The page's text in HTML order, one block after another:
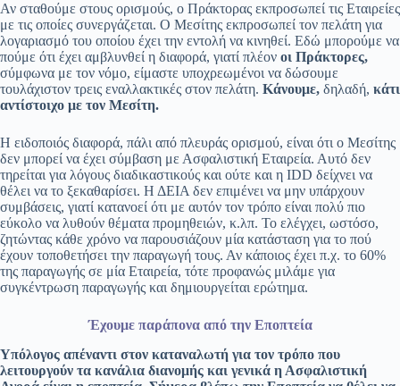
Αν σταθούμε στους ορισμούς, ο Πράκτορας εκπροσωπεί τις Εταιρείες
με τις οποίες συνεργάζεται. Ο Μεσίτης εκπροσωπεί τον πελάτη για
λογαριασμό του οποίου έχει την εντολή να κινηθεί. Εδώ μπορούμε να
πούμε ότι έχει αμβλυνθεί η διαφορά, γιατί πλέον οι Πράκτορες,
σύμφωνα με τον νόμο, είμαστε υποχρεωμένοι να δώσουμε
τουλάχιστον τρεις εναλλακτικές στον πελάτη. Κάνουμε, δηλαδή, κάτι
αντίστοιχο με τον Μεσίτη.
Η ειδοποιός διαφορά, πάλι από πλευράς ορισμού, είναι ότι ο Μεσίτης
δεν μπορεί να έχει σύμβαση με Ασφαλιστική Εταιρεία. Αυτό δεν
τηρείται για λόγους διαδικαστικούς και ούτε και η IDD δείχνει να
θέλει να το ξεκαθαρίσει. Η ΔΕΙΑ δεν επιμένει να μην υπάρχουν
συμβάσεις, γιατί κατανοεί ότι με αυτόν τον τρόπο είναι πολύ πιο
εύκολο να λυθούν θέματα προμηθειών, κ.λπ. Το ελέγχει, ωστόσο,
ζητώντας κάθε χρόνο να παρουσιάζουν μία κατάσταση για το πού
έχουν τοποθετήσει την παραγωγή τους. Αν κάποιος έχει π.χ. το 60%
της παραγωγής σε μία Εταιρεία, τότε προφανώς μιλάμε για
συγκέντρωση παραγωγής και δημιουργείται ερώτημα.
Έχουμε παράπονα από την Εποπτεία
Υπόλογος απέναντι στον καταναλωτή για τον τρόπο που
λειτουργούν τα κανάλια διανομής και γενικά η Ασφαλιστική